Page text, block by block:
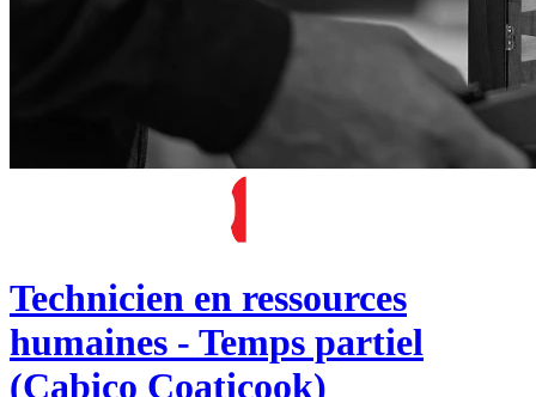
Technicien en ressources
humaines - Temps partiel
(Cabico Coaticook)